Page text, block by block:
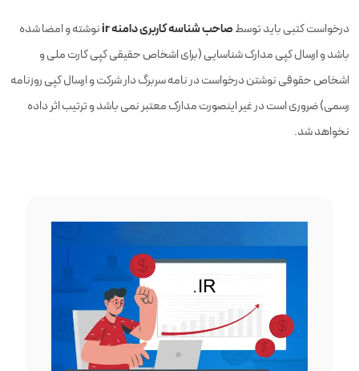
درخواست کتبی باید توسطصاحب شناسه کاربری دامنه ir
نوشته و امضا شده
باشد و ارسال کپی مدارک شناسایی(برای اشخاص حقیقی کپی کارت ملی و
اشخاص حقوقی نوشتن درخواست در نامه سربرگ دار شرکت و ارسال کپی روزنامه
رسمی)ضروری است در غیر اینصورت مدارک معتبر نمی باشد و ترتیب اثر داده
نخواهد شد.